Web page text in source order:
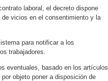
laboral, el decreto dispone
vicios en el consentimiento y la
para notificar a los
trabajadores.
eventuales, basado en los artículos
objeto poner a disposición de